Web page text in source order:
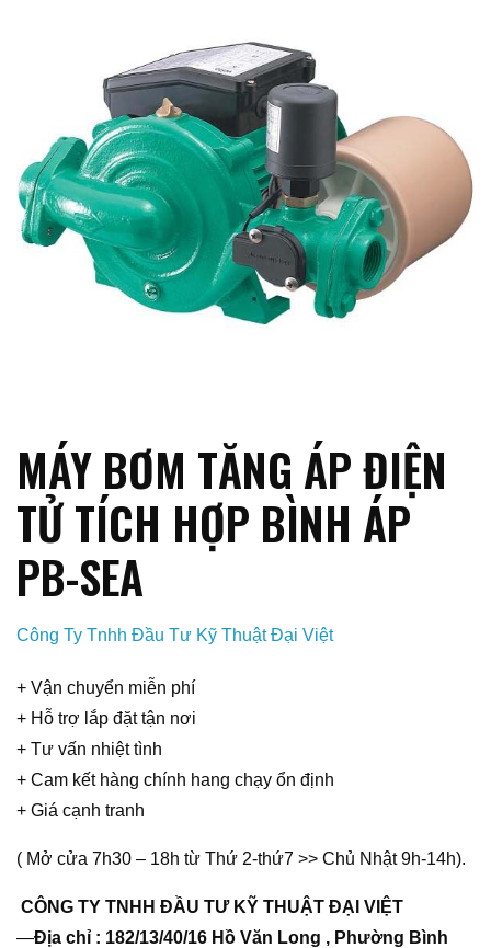
MÁY BƠM TĂNG ÁP ĐIỆN
TỬ TÍCH HỢP BÌNH ÁP
PB-SEA
Công Ty Tnhh Đầu Tư Kỹ Thuật Đại Việt
+ Vận chuyển miễn phí
+ Hỗ trợ lắp đặt tận nơi
+ Tư vấn nhiệt tình
+ Cam kết hàng chính hang chạy ổn định
+ Giá cạnh tranh
( Mở cửa 7h30 – 18h từ Thứ 2-thứ7 >> Chủ Nhật 9h-14h).
CÔNG TY TNHH ĐẦU TƯ KỸ THUẬT ĐẠI VIỆT
—Địa chỉ : 182/13/40/16 Hồ Văn Long , Phường Bình